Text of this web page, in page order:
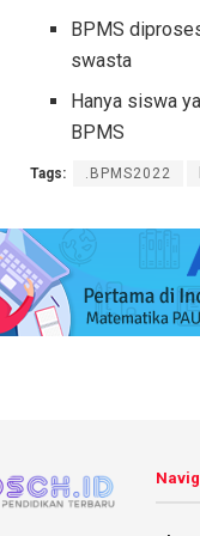
BPMS
swasta
Hanya siswa
BPMS
Tags: .BPMS2022